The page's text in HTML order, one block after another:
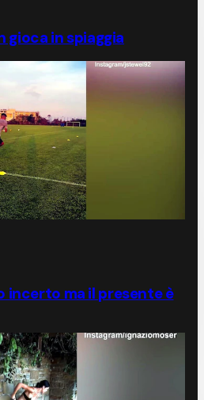
gioca in spiaggia
incerto ma il presente è